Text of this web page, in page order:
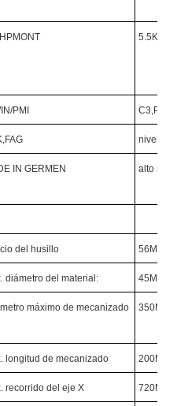
5.5KW/
PMI C3,P
nivel P4
IN GERMEN alto
del husillo 56MM
diámetro del material: 45MM
máximo de mecanizado 350MM
longitud de mecanizado 200MM
recorrido del eje X 720MM